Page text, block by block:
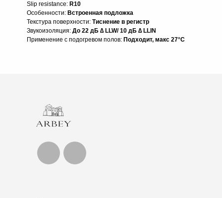
Slip resistance: R10
Особенности: Встроенная подложка
Текстура поверхности: Тиснение в регистр
Звукоизоляция: До 22 дБ ∆ LLW/ 10 дБ ∆ LLIN
Применение с подогревом полов: Подходит, макс 27°C